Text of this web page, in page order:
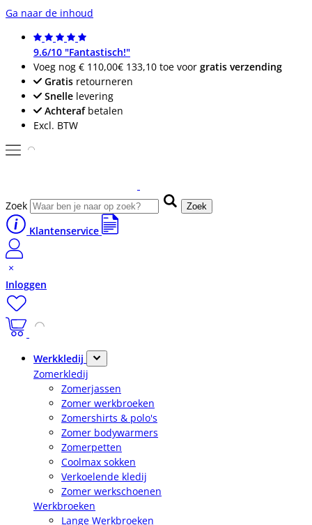
Ga naar de inhoud
9.6/10 "Fantastisch!"
Voeg nog € 110,00€ 133,10 toe voor gratis verzending
Gratis retourneren
Snelle levering
Achterafbetalen
Excl. BTW
Zoek Zoek
Klantenservice
Inloggen
Werkkledij
Zomerkledij
Zomerjassen
Zomer werkbroeken
Zomershirts & polo's
Zomer bodywarmers
Zomerpetten
Coolmax sokken
Verkoelende kledij
Zomer werkschoenen
Werkbroeken
Lange Werkbroeken